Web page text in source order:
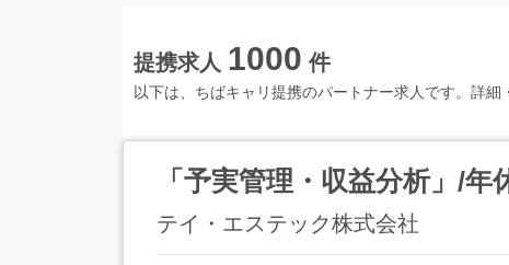
提携求人 1000 件
以下は、ちばキャリ提携のパートナー求人です。詳細
「予実管理・収益分析」/
テイ・エステック株式会社